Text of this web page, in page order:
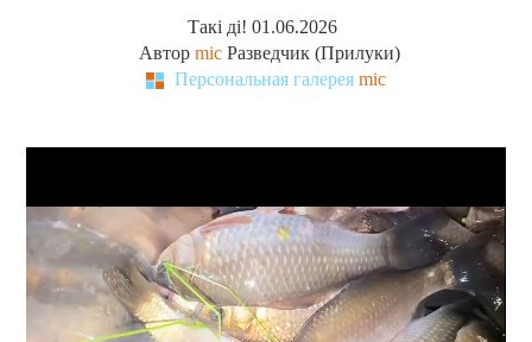
Такі ді! 01.06.2026
Автор mic Разведчик (Прилуки)
Персональная галерея mic